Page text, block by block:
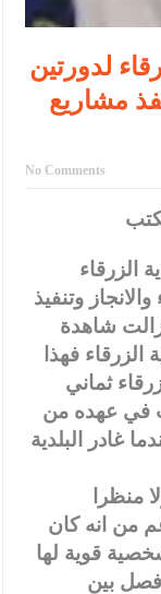
لدورتين
مشاريع
No Comments
الزرقاء
وتنفيذ
شاهدة
فهذا
ثماني
في عهده من
غادر البلدية
منظرا
من انه كان
قوية لها
فصل بين